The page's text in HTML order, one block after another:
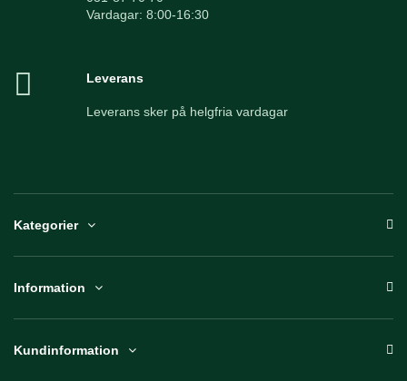
Vardagar: 8:00-16:30
Leverans
Leverans sker på helgfria vardagar
Kategorier
Information
Kundinformation